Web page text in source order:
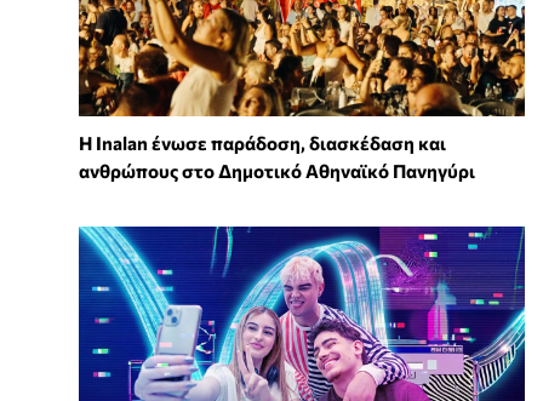
Η Inalan ένωσε παράδοση, διασκέδαση και
ανθρώπους στο Δημοτικό Αθηναϊκό Πανηγύρι